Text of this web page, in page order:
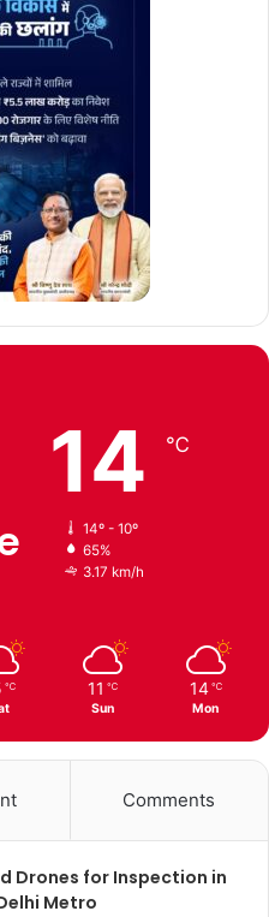
14 ℃
14º - 10º
65%
3.17 km/h
℃ 11 ℃
Sun
14 ℃
Mon
Comments
Drones for Inspection in
Metro